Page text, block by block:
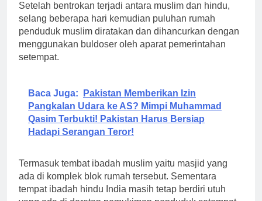
Setelah bentrokan terjadi antara muslim dan hindu,
selang beberapa hari kemudian puluhan rumah
penduduk muslim diratakan dan dihancurkan dengan
menggunakan buldoser oleh aparat pemerintahan
setempat.
Baca Juga:
Pakistan Memberikan Izin
Pangkalan Udara ke AS? Mimpi Muhammad
Qasim Terbukti! Pakistan Harus Bersiap
Hadapi Serangan Teror!
Termasuk tembat ibadah muslim yaitu masjid yang
ada di komplek blok rumah tersebut. Sementara
tempat ibadah hindu India masih tetap berdiri utuh